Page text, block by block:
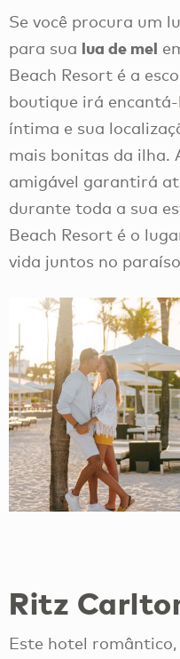
Se você procura um
para sua lua de mel
Beach Resort é a
boutique irá
íntima e sua
mais bonitas da ilha.
amigável garantirá
durante toda a sua
Beach Resort é o
vida juntos no
Ritz
Este hotel